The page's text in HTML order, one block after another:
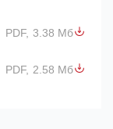
PDF, 3.38 Мб
PDF, 2.58 Мб